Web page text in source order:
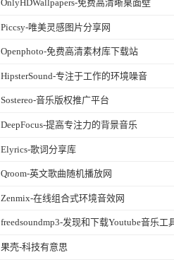
OnlyHDWallpapers-免费高清晰桌面壁
Piccsy-唯美灵感图片分享网
Openphoto-免费高清素材库下载站
HipsterSound-专注于工作的环境噪音
Sostereo-音乐版权推广平台
DeepFocus-提高专注力的背景音乐
Elyrics-歌词分享库
Qroom-英文歌曲随机播放网
Zenmix-在线组合式环境音效网
freedsoundmp3-发现和下载Youtube音乐工
果壳-科技有意思